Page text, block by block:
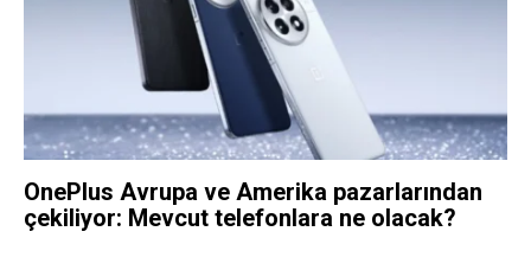
OnePlus Avrupa ve Amerika pazarlarından
çekiliyor: Mevcut telefonlara ne olacak?